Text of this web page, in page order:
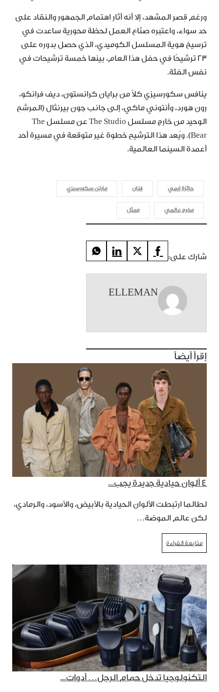
ورغم قِصر المشهد، إلا أنه أثار اهتمام الجمهور والنقاد على
حد سواء، واعتبره صنّاع العمل لحظة محورية ساعدت في
ترسيخ هوية المسلسل الكوميدي، الذي حصل بدوره على
23 ترشيحًا في حفل هذا العام، بينها خمسة ترشيحات في
نفس الفئة.
ينافس سكورسيزي كلاً من برايان كرانستون، ديف فرانكو،
رون هورد، وأنتوني ماكي، إلى جانب جون بيرنثال (المرشح
الوحيد من خارج مسلسل The Studio عن مسلسل The
Bear). ويُعد هذا الترشيح خطوة غير متوقعة في مسيرة أحد
أعمدة السينما العالمية.
جائزة إيمي فنان مارتن سكورسيزي
مخرج عالمي ممثل
شارك على:
ELLEMAN
إقرأ أيضاً
٤ ألوان حيادية جديدة يجب...
لطالما ارتبطت الألوان الحيادية بالأبيض، والأسود، والرمادي،
لكن عالم الموضة…
متابعة القراءة
التكنولوجيا تدخل حمام الرجل… أدوات...